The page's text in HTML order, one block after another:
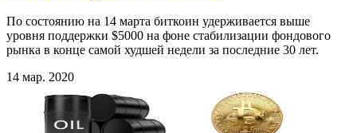
По состоянию на 14 марта биткоин удерживается выше
уровня поддержки $5000 на фоне стабилизации фондового
рынка в конце самой худшей недели за последние 30 лет.
14 мар. 2020